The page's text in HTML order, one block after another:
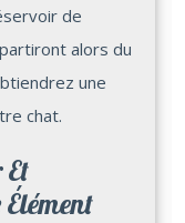
de
alors du
une
chat.
Élément